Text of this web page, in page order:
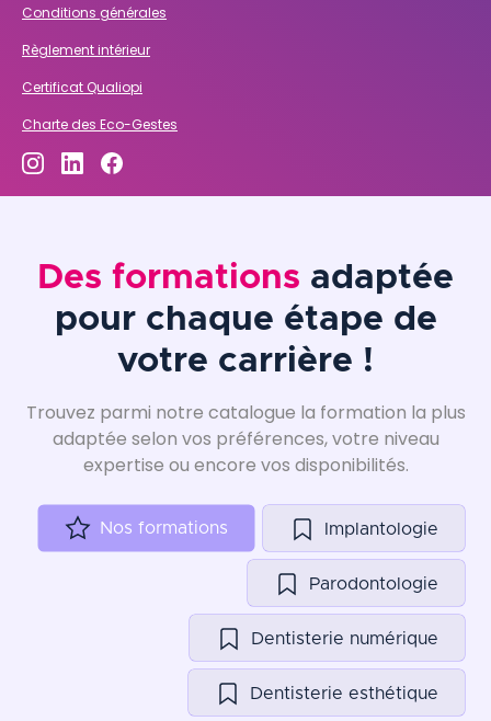
Conditions générales
Règlement intérieur
Certificat Qualiopi
Charte des Eco-Gestes
Des formations adaptée
pour chaque étape de
votre carrière !
Trouvez parmi notre catalogue la formation la plus
adaptée selon vos préférences, votre niveau
expertise ou encore vos disponibilités.
Nos formations Implantologie
Parodontologie
Dentisterie numérique
Dentisterie esthétique